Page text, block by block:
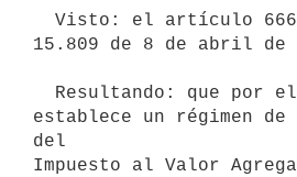
15.809 de 8 de abril de
establece un régimen de
del
Impuesto al Valor